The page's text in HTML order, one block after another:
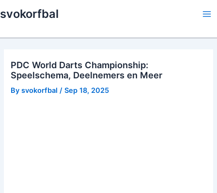
to
svokorfbal
PDC World Darts Championship:
Speelschema, Deelnemers en Meer
Bysvokorfbal /Sep 18, 2025